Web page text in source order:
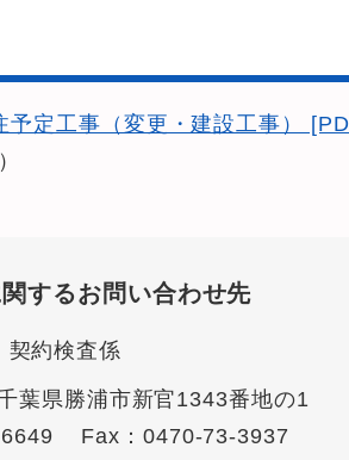
予定工事（変更・建設工事）
するお問い合わせ先
契約検査係
葉県勝浦市新官1343番地の1
Fax：0470-73-3937